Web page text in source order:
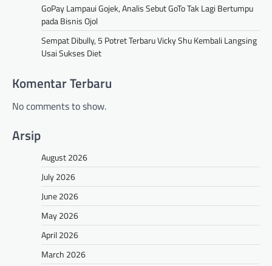
GoPay Lampaui Gojek, Analis Sebut GoTo Tak Lagi Bertumpu
pada Bisnis Ojol
Sempat Dibully, 5 Potret Terbaru Vicky Shu Kembali Langsing
Usai Sukses Diet
Komentar Terbaru
No comments to show.
Arsip
August 2026
July 2026
June 2026
May 2026
April 2026
March 2026